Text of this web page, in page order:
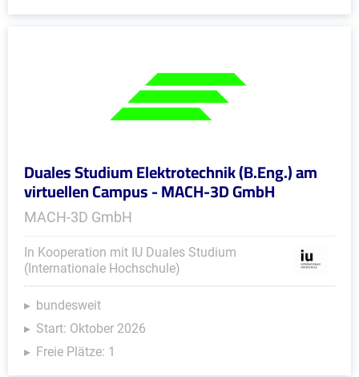
Duales Studium Elektrotechnik (B.Eng.) am
virtuellen Campus - MACH-3D GmbH
MACH-3D GmbH
In Kooperation mit IU Duales Studium
(Internationale Hochschule)
bundesweit
Start: Oktober 2026
Freie Plätze: 1